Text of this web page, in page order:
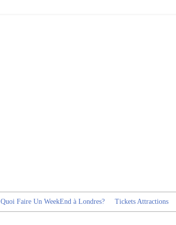
Quoi Faire Un WeekEnd à Londres? Tickets Attractions